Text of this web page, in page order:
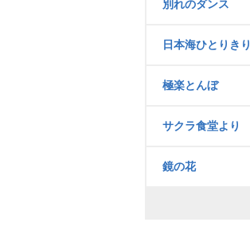
別れのダンス
日本海ひとりきり
極楽とんぼ
サクラ食堂より
鏡の花